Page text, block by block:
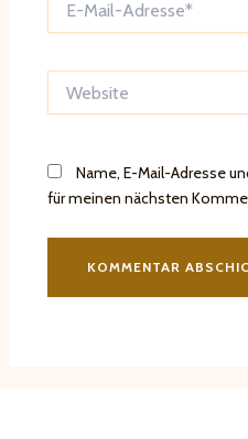
Mail-
Name, E-Mail-Adresse
für meinen nächsten